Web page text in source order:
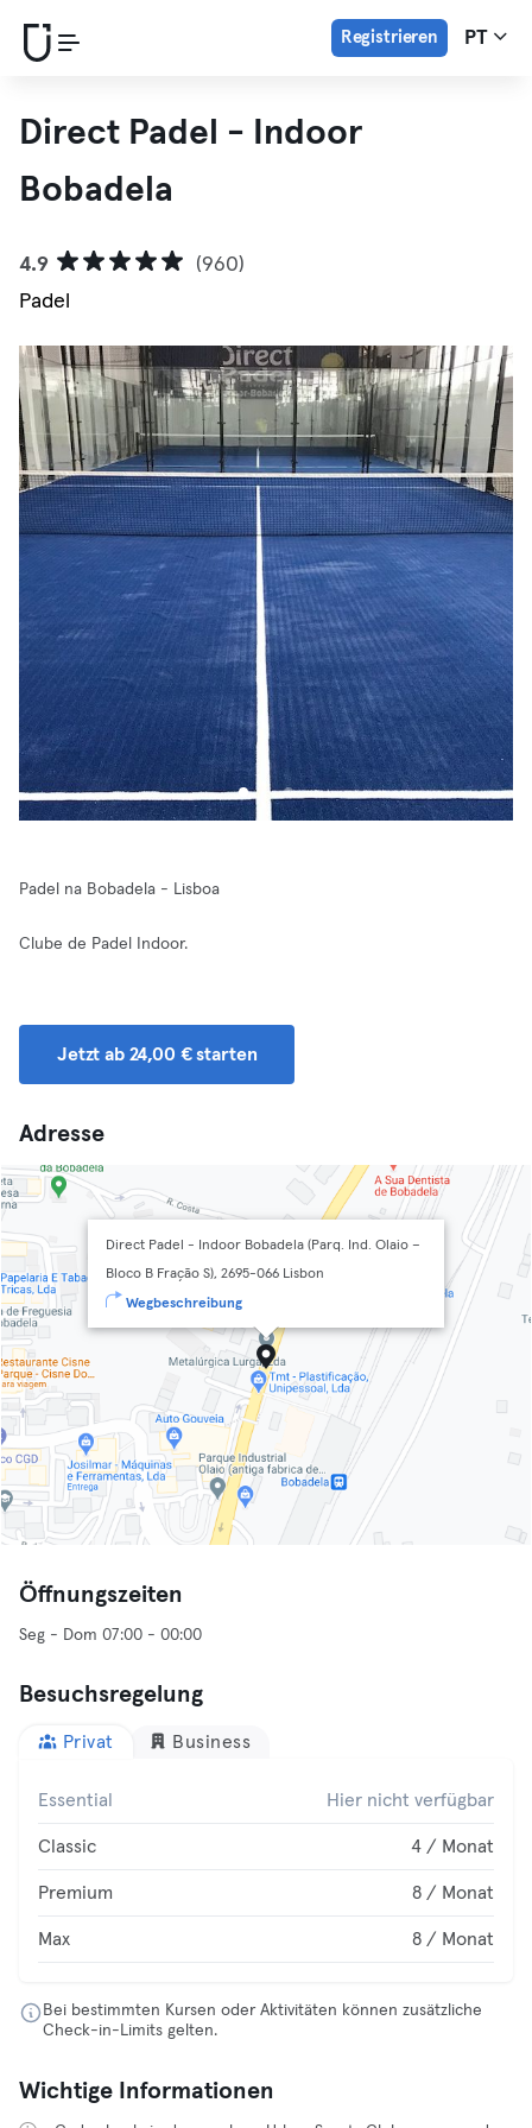
Registrieren PT
Direct Padel - Indoor
Bobadela
4.9
(960)
Padel
Padel na Bobadela - Lisboa
Clube de Padel Indoor.
Jetzt ab 24,00 € starten
Adresse
Direct Padel - Indoor Bobadela (Parq. Ind. Olaio –
Bloco B Fração S), 2695-066 Lisbon
Wegbeschreibung
Öffnungszeiten
Seg - Dom 07:00 - 00:00
Besuchsregelung
Privat Business
Essential Hier nicht verfügbar
Classic 4 / Monat
Premium 8 / Monat
Max 8 / Monat
Bei bestimmten Kursen oder Aktivitäten können zusätzliche
Check-in-Limits gelten.
Wichtige Informationen